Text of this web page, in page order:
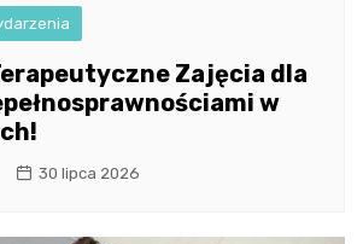
Zajęcia dla
w
30 lipca 2026